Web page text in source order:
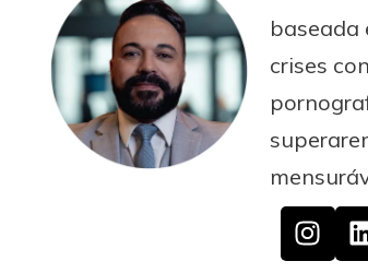
baseada
crises